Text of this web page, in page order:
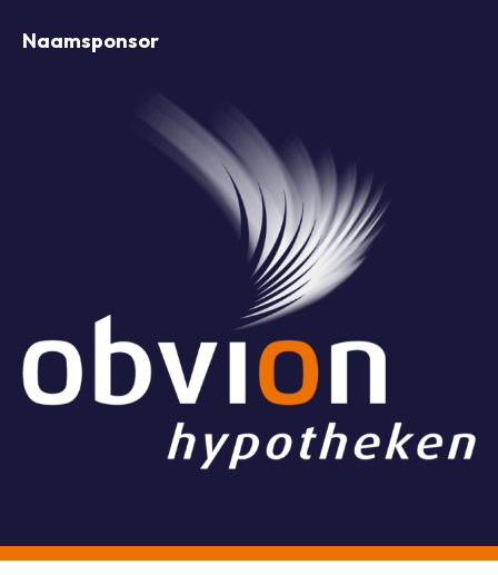
Naamsponsor